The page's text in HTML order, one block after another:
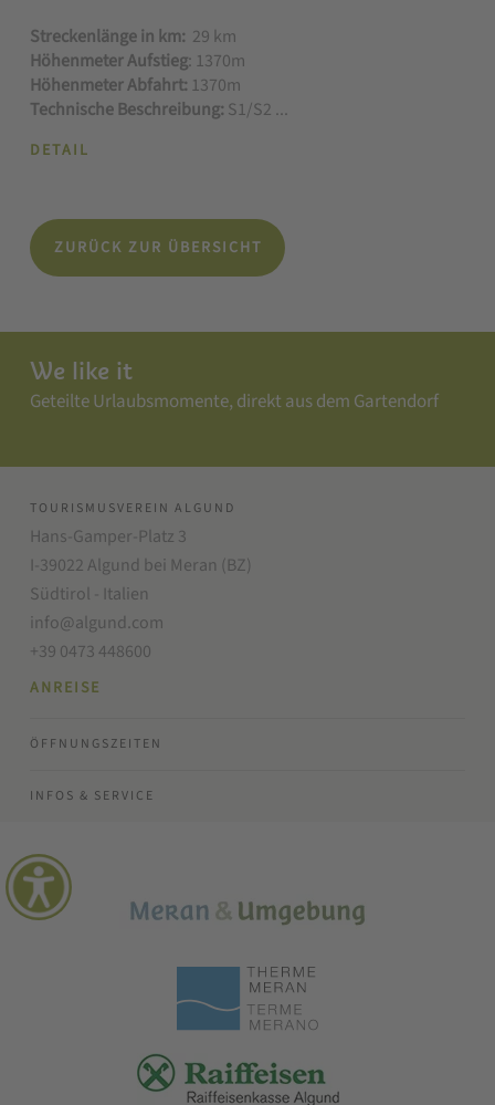
Streckenlänge in km: 29 km
Höhenmeter Aufstieg: 1370m
Höhenmeter Abfahrt: 1370m
Technische Beschreibung: S1/S2 ...
DETAIL
ZURÜCK ZUR ÜBERSICHT
We like it
Geteilte Urlaubsmomente, direkt aus dem Gartendorf
TOURISMUSVEREIN ALGUND
Hans-Gamper-Platz 3
I-39022 Algund bei Meran (BZ)
Südtirol - Italien
info@algund.com
+39 0473 448600
ANREISE
ÖFFNUNGSZEITEN
INFOS & SERVICE